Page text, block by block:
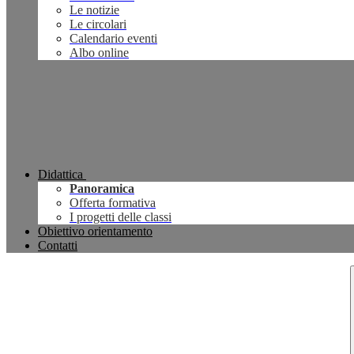
Le notizie
Le circolari
Calendario eventi
Albo online
Didattica
Panoramica
Offerta formativa
I progetti delle classi
Obiettivo orientamento
Contatti